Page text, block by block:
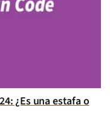
¿Es una estafa o